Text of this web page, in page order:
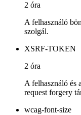
2 óra
A felhasználó
szolgál.
XSRF-TOKEN
2 óra
A felhasználó és
request forgery
wcag-font-size